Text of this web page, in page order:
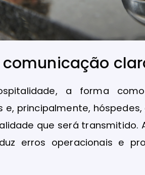
a forma
principalmente,
que será transmitido.
erros operacionais e